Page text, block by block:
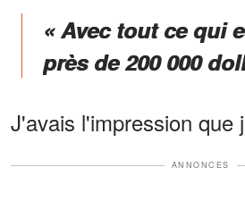
« Avec tout ce qui
près de 200 000
J'avais l'impression que
ANNONCES